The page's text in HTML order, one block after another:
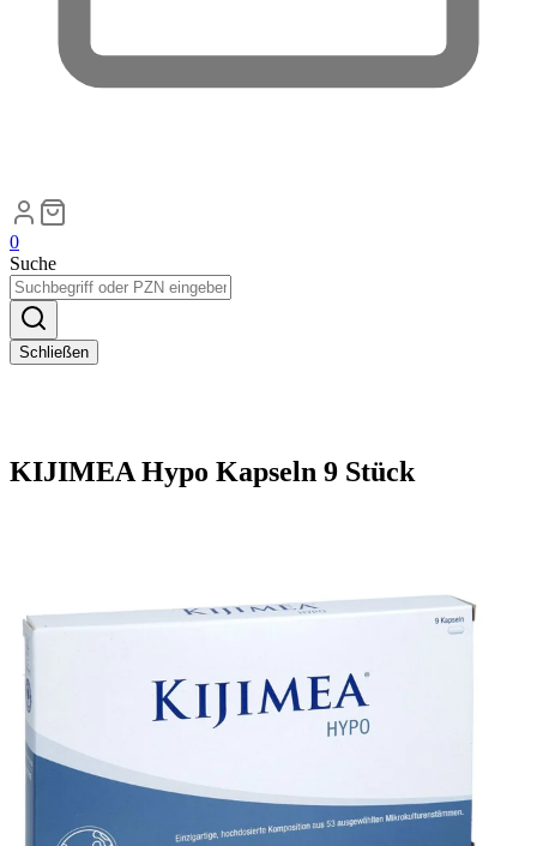
0
Suche
Schließen
KIJIMEA Hypo Kapseln 9 Stück